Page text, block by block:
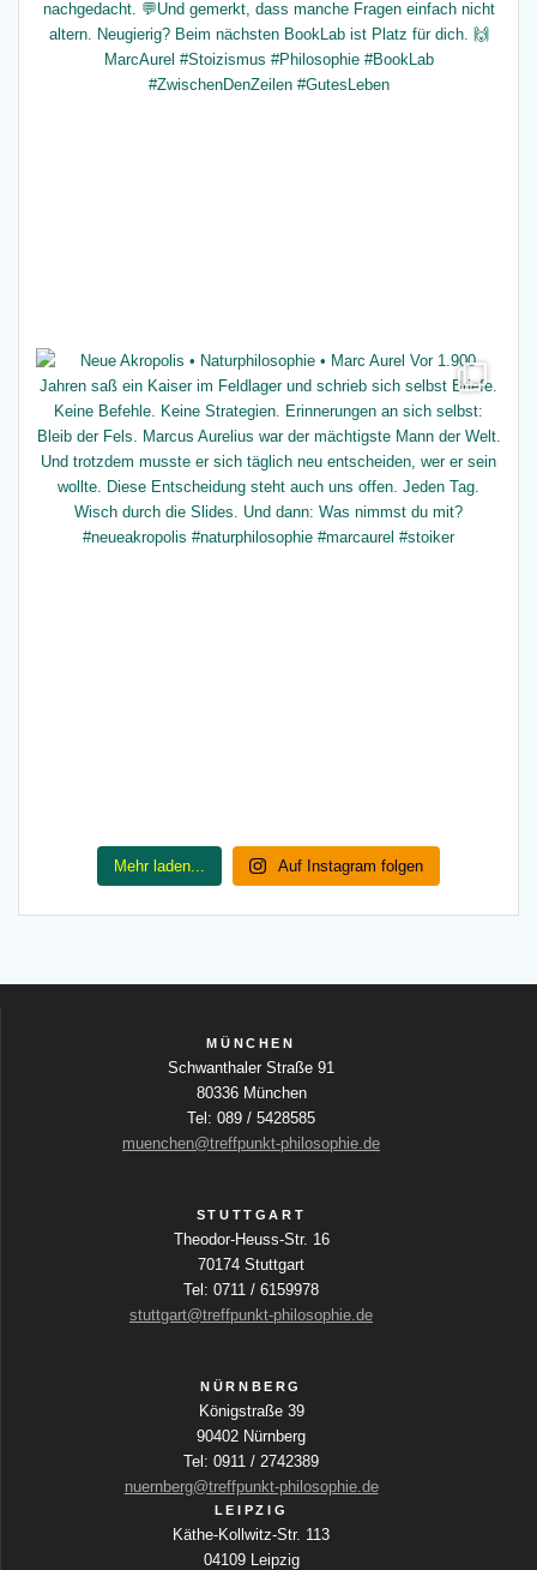
Mehr laden... Auf Instagram folgen
MÜNCHEN
Schwanthaler Straße 91
80336 München
Tel: 089 / 5428585
muenchen@treffpunkt-philosophie.de
STUTTGART
Theodor-Heuss-Str. 16
70174 Stuttgart
Tel: 0711 / 6159978
stuttgart@treffpunkt-philosophie.de
NÜRNBERG
Königstraße 39
90402 Nürnberg
Tel: 0911 / 2742389
nuernberg@treffpunkt-philosophie.de
LEIPZIG
Käthe-Kollwitz-Str. 113
04109 Leipzig